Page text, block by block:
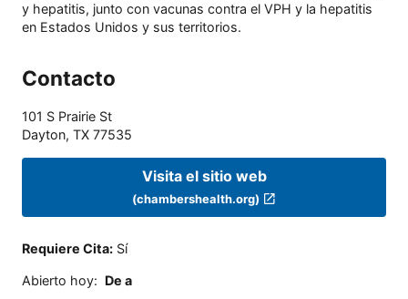
y hepatitis, junto con vacunas contra el VPH y la hepatitis
en Estados Unidos y sus territorios.
Contacto
101 S Prairie St
Dayton, TX 77535
Visita el sitio web
(chambershealth.org)
Requiere Cita: Sí
Abierto hoy: De a